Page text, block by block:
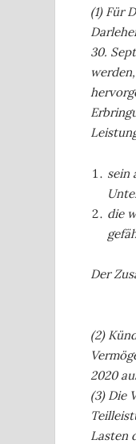
(1) Für
30.
sein
die
Der
(2)
2020
(3) Die
Lasten